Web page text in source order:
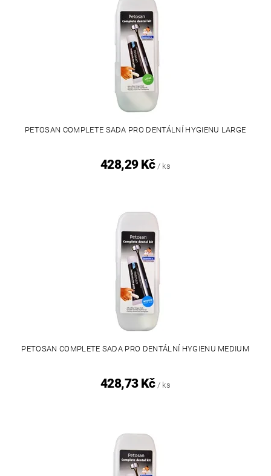
PETOSAN COMPLETE SADA PRO DENTÁLNÍ HYGIENU LARGE
428,29 Kč / ks
PETOSAN COMPLETE SADA PRO DENTÁLNÍ HYGIENU MEDIUM
428,73 Kč / ks